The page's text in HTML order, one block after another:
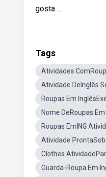
gosta ...
Tags
Atividades
Atividade DeInglês
Roupas Em
Nome DeRoupas
Roupas EmING
Atividade
Clothes
Guarda-Roupa Em